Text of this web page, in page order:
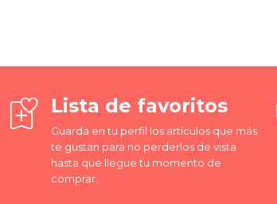
Lista de favoritos
Guarda en tu perfil los artículos que más
te gustan para no perderlos de vista
hasta que llegue tu momento de
comprar.